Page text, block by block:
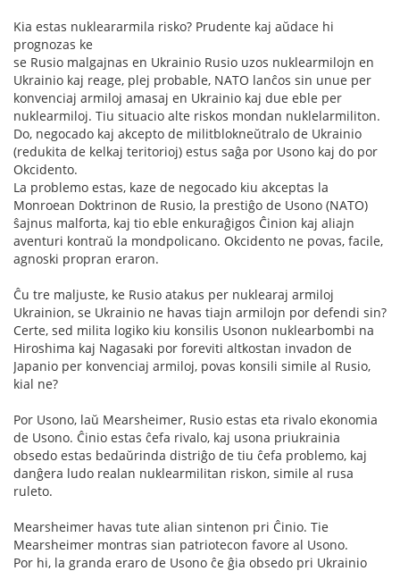
Kia estas nukleararmila risko? Prudente kaj aŭdace hi
prognozas ke
se Rusio malgajnas en Ukrainio Rusio uzos nuklearmilojn en
Ukrainio kaj reage, plej probable, NATO lanĉos sin unue per
konvenciaj armiloj amasaj en Ukrainio kaj due eble per
nuklearmiloj. Tiu situacio alte riskos mondan nuklelarmiliton.
Do, negocado kaj akcepto de militblokneŭtralo de Ukrainio
(redukita de kelkaj teritorioj) estus saĝa por Usono kaj do por
Okcidento.
La problemo estas, kaze de negocado kiu akceptas la
Monroean Doktrinon de Rusio, la prestiĝo de Usono (NATO)
ŝajnus malforta, kaj tio eble enkuraĝigos Ĉinion kaj aliajn
aventuri kontraŭ la mondpolicano. Okcidento ne povas, facile,
agnoski propran eraron.
Ĉu tre maljuste, ke Rusio atakus per nuklearaj armiloj
Ukrainion, se Ukrainio ne havas tiajn armilojn por defendi sin?
Certe, sed milita logiko kiu konsilis Usonon nuklearbombi na
Hiroshima kaj Nagasaki por foreviti altkostan invadon de
Japanio per konvenciaj armiloj, povas konsili simile al Rusio,
kial ne?
Por Usono, laŭ Mearsheimer, Rusio estas eta rivalo ekonomia
de Usono. Ĉinio estas ĉefa rivalo, kaj usona priukrainia
obsedo estas bedaŭrinda distriĝo de tiu ĉefa problemo, kaj
danĝera ludo realan nuklearmilitan riskon, simile al rusa
ruleto.
Mearsheimer havas tute alian sintenon pri Ĉinio. Tie
Mearsheimer montras sian patriotecon favore al Usono.
Por hi, la granda eraro de Usono ĉe ĝia obsedo pri Ukrainio